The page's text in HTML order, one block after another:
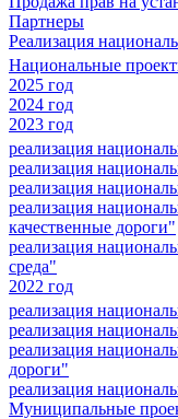
Партнеры
Реализация
Национальные
2025 год
2024 год
2023 год
реализация
реализация
реализация
реализация
качественные дороги"
реализация
среда"
2022 год
реализация
реализация
реализация
дороги"
реализация
Муниципальные